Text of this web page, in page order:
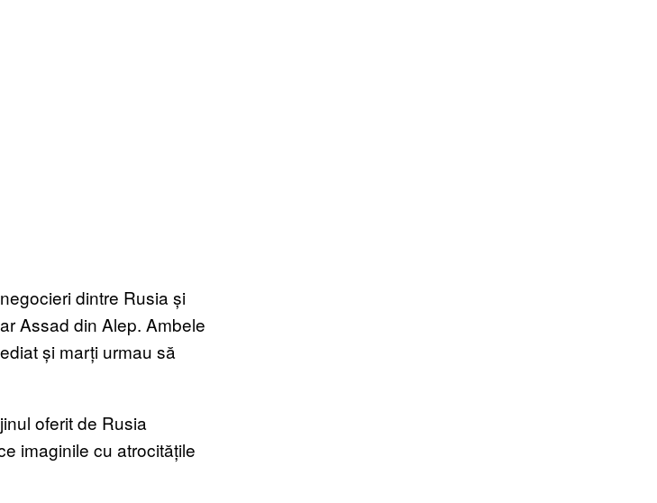
dintre Rusia și
Assad din Alep. Ambele
și marți urmau să
oferit de Rusia
imaginile cu atrocitățile